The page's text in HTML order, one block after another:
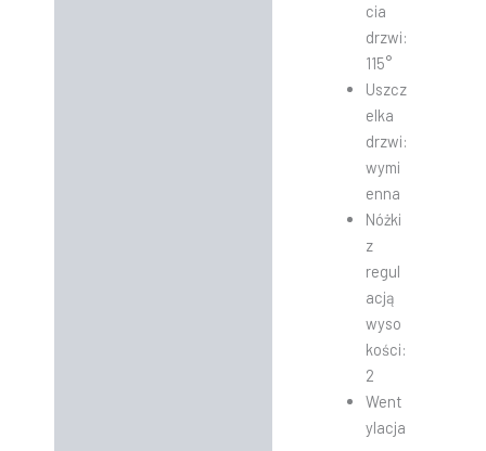
cia
drzwi:
115°
Uszcz
elka
drzwi:
wymi
enna
Nóżki
z
regul
acją
wyso
kości:
2
Went
ylacja